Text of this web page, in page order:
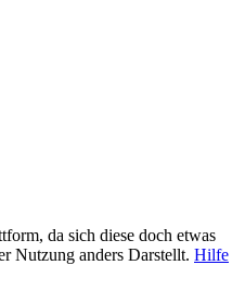
da sich diese doch etwas
Nutzung anders Darstellt. Hilfe